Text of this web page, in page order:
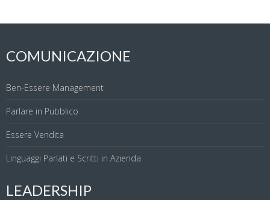
COMUNICAZIONE
Ben-Essere Management
Parlare in Pubblico
Essere Vendita
Linguaggi Parlati e Scritti in Azienda
LEADERSHIP